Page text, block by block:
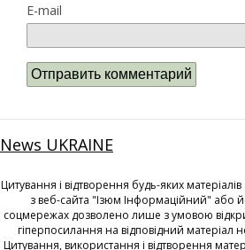
E-mail
News UKRAINE
Цитування і відтворення будь-яких матеріалів
з веб-сайта "Ізюм Інформаційний" або
соцмережах дозволено лише з умовою
гіперпосилання на відповідний
Цитування, використання і відтворення